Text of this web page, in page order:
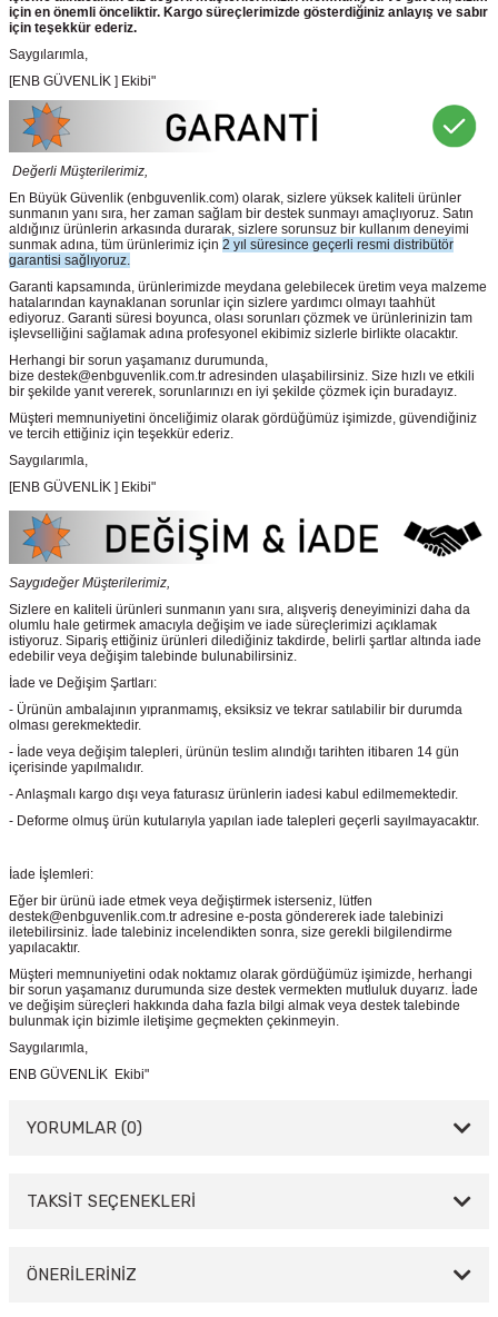
için en önemli önceliktir. Kargo süreçlerimizde gösterdiğiniz anlayış ve sabır
için teşekkür ederiz.
Saygılarımla,
[ENB GÜVENLİK ] Ekibi"
Değerli Müşterilerimiz,
En Büyük Güvenlik (enbguvenlik.com) olarak, sizlere yüksek kaliteli ürünler
sunmanın yanı sıra, her zaman sağlam bir destek sunmayı amaçlıyoruz. Satın
aldığınız ürünlerin arkasında durarak, sizlere sorunsuz bir kullanım deneyimi
sunmak adına, tüm ürünlerimiz için 2 yıl süresince geçerli resmi distribütör
garantisi sağlıyoruz.
Garanti kapsamında, ürünlerimizde meydana gelebilecek üretim veya malzeme
hatalarından kaynaklanan sorunlar için sizlere yardımcı olmayı taahhüt
ediyoruz. Garanti süresi boyunca, olası sorunları çözmek ve ürünlerinizin tam
işlevselliğini sağlamak adına profesyonel ekibimiz sizlerle birlikte olacaktır.
Herhangi bir sorun yaşamanız durumunda,
bize destek@enbguvenlik.com.tr adresinden ulaşabilirsiniz. Size hızlı ve etkili
bir şekilde yanıt vererek, sorunlarınızı en iyi şekilde çözmek için buradayız.
Müşteri memnuniyetini önceliğimiz olarak gördüğümüz işimizde, güvendiğiniz
ve tercih ettiğiniz için teşekkür ederiz.
Saygılarımla,
[ENB GÜVENLİK ] Ekibi"
Saygıdeğer Müşterilerimiz,
Sizlere en kaliteli ürünleri sunmanın yanı sıra, alışveriş deneyiminizi daha da
olumlu hale getirmek amacıyla değişim ve iade süreçlerimizi açıklamak
istiyoruz. Sipariş ettiğiniz ürünleri dilediğiniz takdirde, belirli şartlar altında iade
edebilir veya değişim talebinde bulunabilirsiniz.
İade ve Değişim Şartları:
- Ürünün ambalajının yıpranmamış, eksiksiz ve tekrar satılabilir bir durumda
olması gerekmektedir.
- İade veya değişim talepleri, ürünün teslim alındığı tarihten itibaren 14 gün
içerisinde yapılmalıdır.
- Anlaşmalı kargo dışı veya faturasız ürünlerin iadesi kabul edilmemektedir.
- Deforme olmuş ürün kutularıyla yapılan iade talepleri geçerli sayılmayacaktır.
İade İşlemleri:
Eğer bir ürünü iade etmek veya değiştirmek isterseniz, lütfen
destek@enbguvenlik.com.tr adresine e-posta göndererek iade talebinizi
iletebilirsiniz. İade talebiniz incelendikten sonra, size gerekli bilgilendirme
yapılacaktır.
Müşteri memnuniyetini odak noktamız olarak gördüğümüz işimizde, herhangi
bir sorun yaşamanız durumunda size destek vermekten mutluluk duyarız. İade
ve değişim süreçleri hakkında daha fazla bilgi almak veya destek talebinde
bulunmak için bizimle iletişime geçmekten çekinmeyin.
Saygılarımla,
ENB GÜVENLİK Ekibi"
YORUMLAR (0)
Bu ürüne ilk yorumu siz yapın!
TAKSİT SEÇENEKLERİ
ÖNERİLERİNİZ